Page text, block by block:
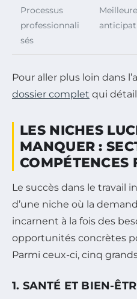
Processus
professionnali
sés
Pour aller plus loin dans
dossier complet qui
LES NICHES
MANQUER :
COMPÉTENCES
Le succès dans le travail
d’une niche où la
incarnent à la fois des
opportunités concrètes
Parmi ceux-ci, cinq
1. SANTÉ ET BIEN-